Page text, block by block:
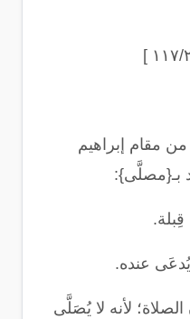
]
مقام إبراهيم
بـ{مصلَّى}:
.
عنده.
لأنه لا يُصَلَّى